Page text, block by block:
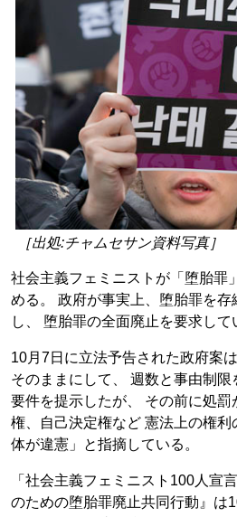
［出処:チャムセサン資料写真］
社会主義フェミニストが「堕胎罪
める。 政府が事実上、堕胎罪を
し、 堕胎罪の全面廃止を要求して
10月7日に立法予告された政府案
そのままにして、 週数と事由制
要件を提示したが、 その前に処
権、自己決定権など 憲法上の権
体が違憲」と指摘している。
「社会主義フェミニスト100人宣
のための堕胎罪廃止共同行動』は